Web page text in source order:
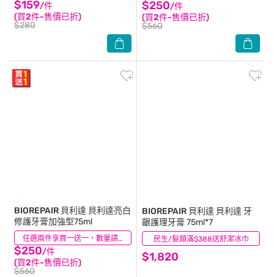
$159/件
(買2件-售價已折)
$280
$250/件
(買2件-售價已折)
$560
任選兩件享買一送一，數量請選2件
BIOREPAIR 貝利達 貝利達亮白
修護牙膏加強型75ml
$250/件
(買2件-售價已折)
$560
(0) 民生/髮類滿$388送舒潔冰巾
BIOREPAIR 貝利達 貝利達 牙
齦護理牙膏 75ml*7
$1,820
(0)